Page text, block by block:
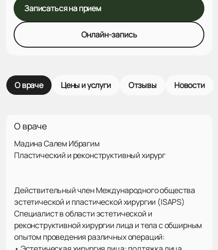
Записаться на прием
Онлайн-запись
О враче Цены и услуги Отзывы Новости
О враче
Мадина Салем Ибрагим
Пластический и реконструктивный хирург
Действительный член Международного общества
эстетической и пластической хирургии (ISAPS)
Специалист в области эстетической и
реконструктивной хирургии лица и тела с обширным
опытом проведения различных операций: